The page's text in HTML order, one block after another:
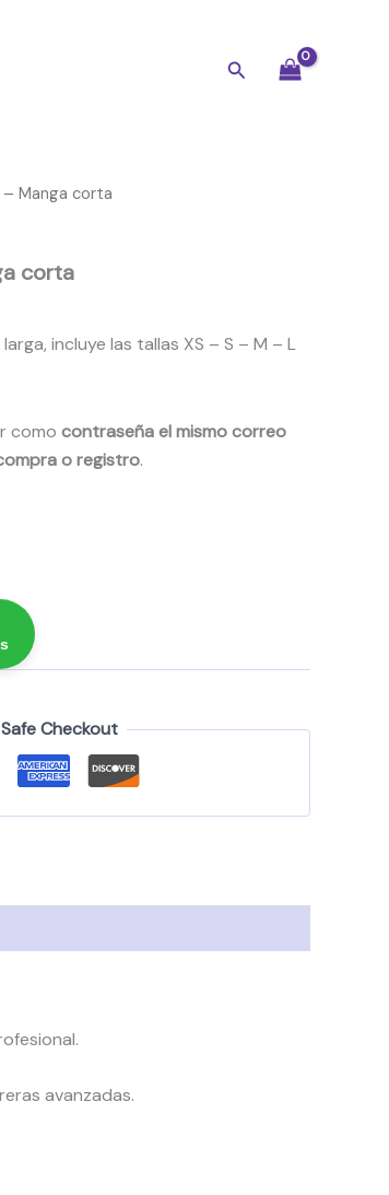
Buscar
Manga corta
corta
incluye las tallas XS – S – M – L
como contraseña el mismo correo
o registro.
Checkout
avanzadas.